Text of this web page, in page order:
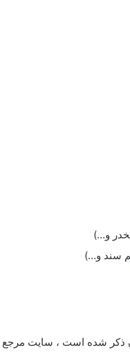
و…)
سند و…)
ذکر شده است ، سایت مرجع